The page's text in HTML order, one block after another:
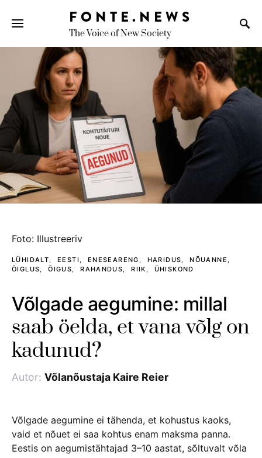
FONTE.NEWS
The Voice of New Society
foto: illustreeriv
LÜHIDALT EESTI ENESEARENG HARIDUS
NÕUANNE
ÕIGLUS
ÕIGUS RAHANDUS RIIK ÜHISKOND
Võlgade aegumine: millal
saab öelda, et vana võlg on
kadunud?
Autor: Võlanõustaja Kaire Reier
Võlgade aegumine ei tähenda, et kohustus kaoks,
vaid et nõuet ei saa kohtus enam maksma panna.
Eestis on aegumistähtajad 3–10 aastat, sõltuvalt võla